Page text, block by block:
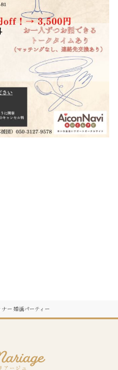
ナー 婚活パーティー